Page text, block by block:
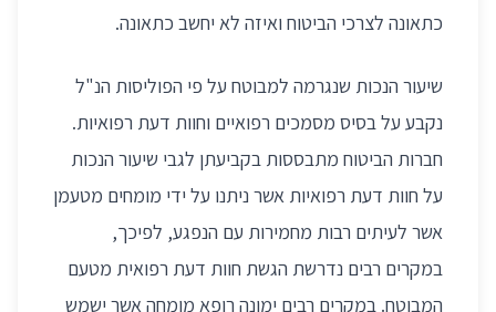
כתאונה לצרכי הביטוח ואיזה לא יחשב כתאונה.
שיעור הנכות שנגרמה למבוטח על פי הפוליסות הנ"ל
נקבע על בסיס מסמכים רפואיים וחוות דעת רפואיות.
חברות הביטוח מתבססות בקביעתן לגבי שיעור הנכות
על חוות דעת רפואיות אשר ניתנו על ידי מומחים מטעמן
אשר לעיתים רבות מחמירות עם הנפגע, לפיכך,
במקרים רבים נדרשת הגשת חוות דעת רפואית מטעם
המבוטח. במקרים רבים ימונה רופא מומחה אשר ישמש